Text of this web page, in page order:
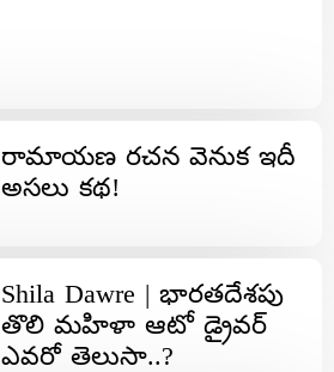
రామాయణ రచన వెనుక ఇదీ
అసలు కథ!
Shila Dawre | భార‌త‌దేశ‌పు
తొలి మ‌హిళా ఆటో డ్రైవ‌ర్
ఎవ‌రో తెలుసా..?